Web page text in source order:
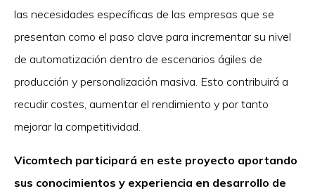
las necesidades específicas de las empresas que se
presentan como el paso clave para incrementar su nivel
de automatización dentro de escenarios ágiles de
producción y personalización masiva. Esto contribuirá a
recudir costes, aumentar el rendimiento y por tanto
mejorar la competitividad.
Vicomtech participará en este proyecto aportando
sus conocimientos y experiencia en desarrollo de